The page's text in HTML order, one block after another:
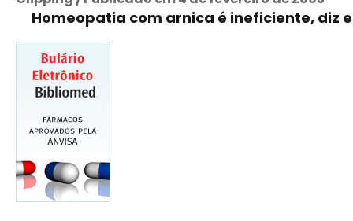
Homeopatia com arnica é ineficiente, diz